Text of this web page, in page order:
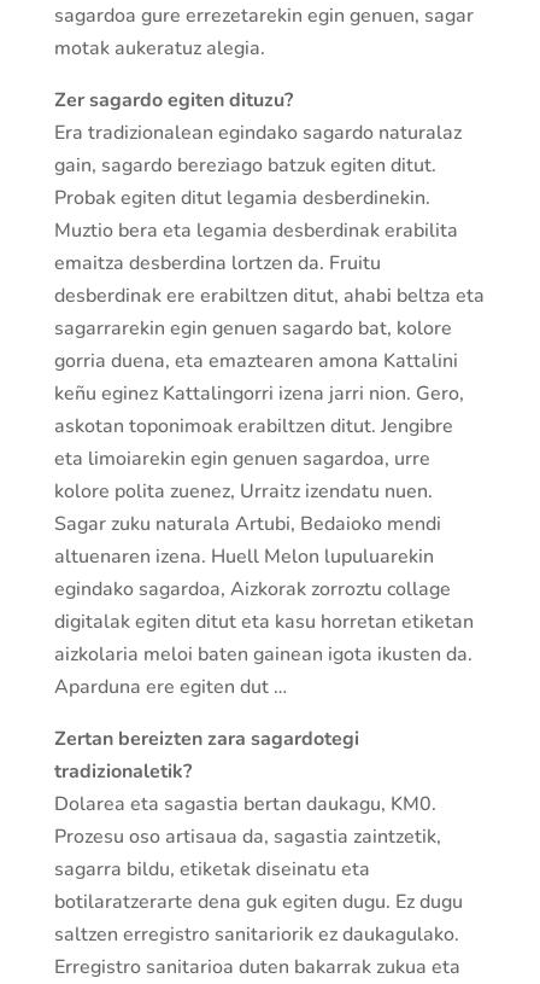
sagardoa gure errezetarekin egin genuen, sagar
motak aukeratuz alegia.
Zer sagardo egiten dituzu?
Era tradizionalean egindako sagardo naturalaz
gain, sagardo bereziago batzuk egiten ditut.
Probak egiten ditut legamia desberdinekin.
Muztio bera eta legamia desberdinak erabilita
emaitza desberdina lortzen da. Fruitu
desberdinak ere erabiltzen ditut, ahabi beltza eta
sagarrarekin egin genuen sagardo bat, kolore
gorria duena, eta emaztearen amona Kattalini
keñu eginez Kattalingorri izena jarri nion. Gero,
askotan toponimoak erabiltzen ditut. Jengibre
eta limoiarekin egin genuen sagardoa, urre
kolore polita zuenez, Urraitz izendatu nuen.
Sagar zuku naturala Artubi, Bedaioko mendi
altuenaren izena. Huell Melon lupuluarekin
egindako sagardoa, Aizkorak zorroztu collage
digitalak egiten ditut eta kasu horretan etiketan
aizkolaria meloi baten gainean igota ikusten da.
Aparduna ere egiten dut …
Zertan bereizten zara sagardotegi
tradizionaletik?
Dolarea eta sagastia bertan daukagu, KM0.
Prozesu oso artisaua da, sagastia zaintzetik,
sagarra bildu, etiketak diseinatu eta
botilaratzerarte dena guk egiten dugu. Ez dugu
saltzen erregistro sanitariorik ez daukagulako.
Erregistro sanitarioa duten bakarrak zukua eta